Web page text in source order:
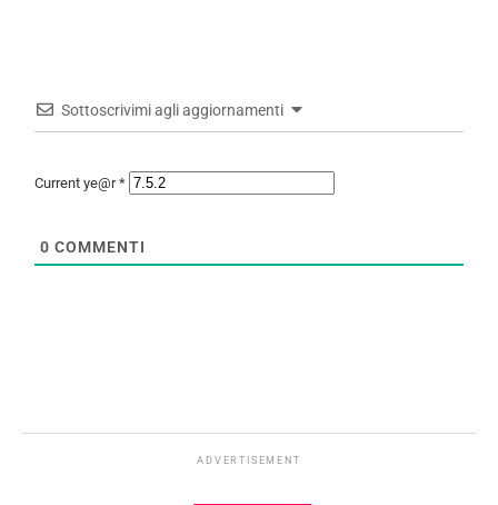
Sottoscrivimi agli aggiornamenti
Current ye@r*
0 COMMENTI
ADVERTISEMENT